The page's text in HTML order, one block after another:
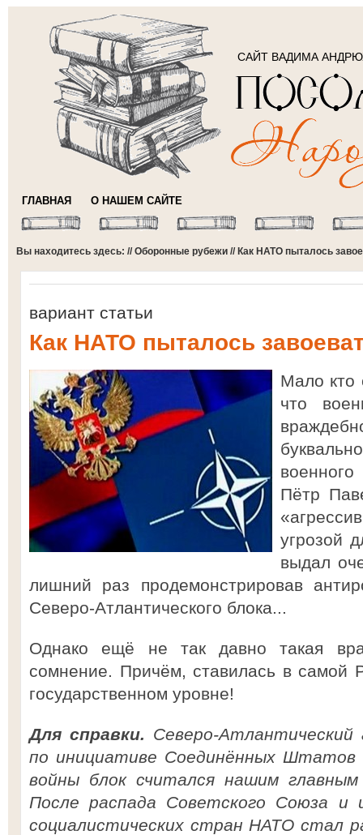
САЙТ ВАДИМА
ГЛАВНАЯ О НАШЕМ САЙТЕ
Вы находитесь здесь: //Оборонные рубежи // Как НАТО пыталось
вариант статьи
Как НАТО пыталось
Мало кто
что
Пётр
угрозой
выдал
лишний раз продемонстрировав
Северо-Атлантического блока...
Однако ещё не так давно такая
сомнение. Причём, ставилась в самой
государственном уровне!
Для справки. Северо-Атлантический
по инициативе Соединённых Штатов
войны блок считался нашим
После распада Советского Союза и
социалистических стран НАТО стал